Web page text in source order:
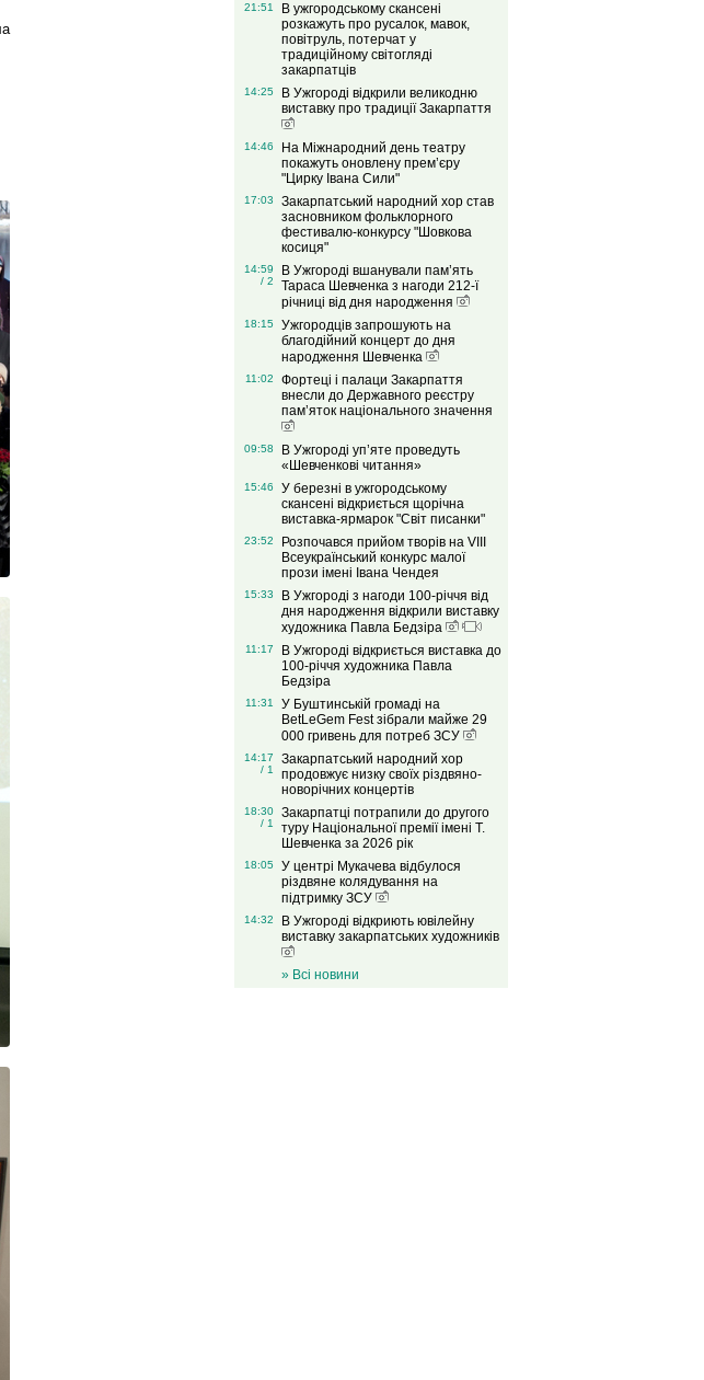
21:51
В ужгородському скансені
розкажуть про русалок, мавок,
повітруль, потерчат у
традиційному світогляді
закарпатців
14:25
В Ужгороді відкрили великодню
виставку про традиції Закарпаття
14:46
На Міжнародний день театру
покажуть оновлену прем’єру
"Цирку Івана Сили"
17:03
Закарпатський народний хор став
засновником фольклорного
фестивалю-конкурсу "Шовкова
косиця"
14:59
/ 2
В Ужгороді вшанували пам’ять
Тараса Шевченка з нагоди 212-ї
річниці від дня народження
18:15
Ужгородців запрошують на
благодійний концерт до дня
народження Шевченка
11:02
Фортеці і палаци Закарпаття
внесли до Державного реєстру
пам’яток національного значення
09:58
В Ужгороді уп’яте проведуть
«Шевченкові читання»
15:46
У березні в ужгородському
скансені відкриється щорічна
виставка-ярмарок "Світ писанки"
23:52
Розпочався прийом творів на VІIІ
Всеукраїнський конкурс малої
прози імені Івана Чендея
15:33
В Ужгороді з нагоди 100-річчя від
дня народження відкрили виставку
художника Павла Бедзіра
11:17
В Ужгороді відкриється виставка до
100-річчя художника Павла
Бедзіра
11:31
У Буштинській громаді на
BetLeGem Fest зібрали майже 29
000 гривень для потреб ЗСУ
14:17
/ 1
Закарпатський народний хор
продовжує низку своїх різдвяно-
новорічних концертів
18:30
/ 1
Закарпатці потрапили до другого
туру Національної премії імені Т.
Шевченка за 2026 рік
18:05
У центрі Мукачева відбулося
різдвяне колядування на
підтримку ЗСУ
14:32
В Ужгороді відкриють ювілейну
виставку закарпатських художників
» Всі новини